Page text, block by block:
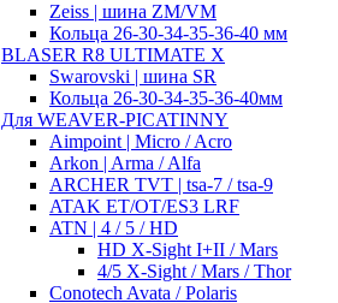
Zeiss | шина ZM/VM
Кольца 26-30-34-35-36-40 мм
BLASER R8 ULTIMATE X
Swarovski | шина SR
Кольца 26-30-34-35-36-40мм
Для WEAVER-PICATINNY
Aimpoint | Micro / Acro
Arkon | Arma / Alfa
ARCHER TVT | tsa-7 / tsa-9
ATAK ET/OT/ES3 LRF
ATN | 4 / 5 / HD
HD X-Sight I+II / Mars
4/5 X-Sight / Mars / Thor
Conotech Avata / Polaris